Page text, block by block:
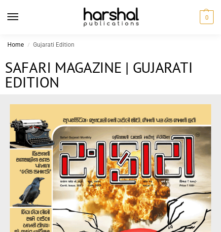
0
Home / Gujarati Edition
SAFARI MAGAZINE | GUJARATI
EDITION